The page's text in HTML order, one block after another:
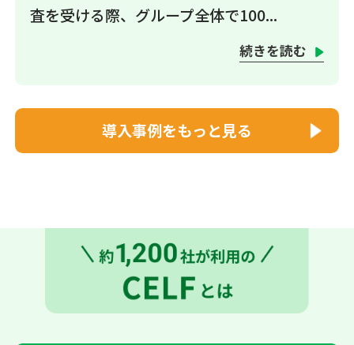
査を受ける際、グループ全体で100...
続きを読む
導入事例をもっと見る